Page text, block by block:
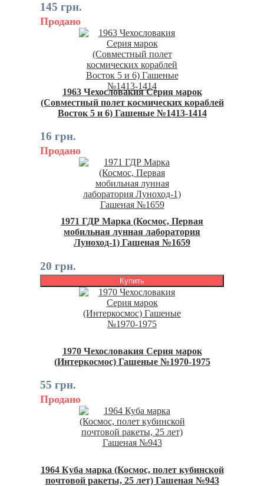
145 грн.
Продано
1963 Чехословакия Серия марок
(Совместный полет космических кораблей
Восток 5 и 6) Гашеные №1413-1414
16 грн.
Продано
1971 ГДР Марка (Космос, Первая
мобильная лунная лаборатория
Луноход-1) Гашеная №1659
20 грн.
Купить
1970 Чехословакия Серия марок
(Интеркосмос) Гашеные №1970-1975
55 грн.
Продано
1964 Куба марка (Космос, полет кубинской
почтовой ракеты, 25 лет) Гашеная №943